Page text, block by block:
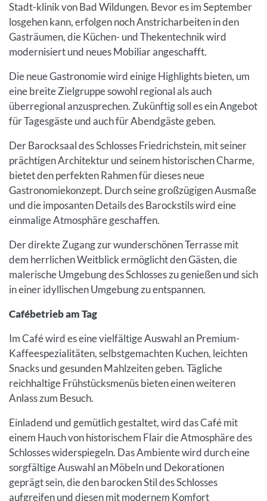
Stadt-klinik von Bad Wildungen. Bevor es im September
losgehen kann, erfolgen noch Anstricharbeiten in den
Gasträumen, die Küchen- und Thekentechnik wird
modernisiert und neues Mobiliar angeschafft.
Die neue Gastronomie wird einige Highlights bieten, um
eine breite Zielgruppe sowohl regional als auch
überregional anzusprechen. Zukünftig soll es ein Angebot
für Tagesgäste und auch für Abendgäste geben.
Der Barocksaal des Schlosses Friedrichstein, mit seiner
prächtigen Architektur und seinem historischen Charme,
bietet den perfekten Rahmen für dieses neue
Gastronomiekonzept. Durch seine großzügigen Ausmaße
und die imposanten Details des Barockstils wird eine
einmalige Atmosphäre geschaffen.
Der direkte Zugang zur wunderschönen Terrasse mit
dem herrlichen Weitblick ermöglicht den Gästen, die
malerische Umgebung des Schlosses zu genießen und sich
in einer idyllischen Umgebung zu entspannen.
Cafébetrieb am Tag
Im Café wird es eine vielfältige Auswahl an Premium-
Kaffeespezialitäten, selbstgemachten Kuchen, leichten
Snacks und gesunden Mahlzeiten geben. Tägliche
reichhaltige Frühstücksmenüs bieten einen weiteren
Anlass zum Besuch.
Einladend und gemütlich gestaltet, wird das Café mit
einem Hauch von historischem Flair die Atmosphäre des
Schlosses widerspiegeln. Das Ambiente wird durch eine
sorgfältige Auswahl an Möbeln und Dekorationen
geprägt sein, die den barocken Stil des Schlosses
aufgreifen und diesen mit modernem Komfort